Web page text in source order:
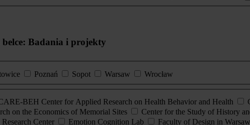
Badania i projekty
Poznań Sopot Warsaw
Wrocław
BEH Center for Applied Research on Health Behavior and Health
on the Economics of Memorial Sites Center for the Study of History
Center Emotion Cognition Lab Faculty of Design in Warsaw